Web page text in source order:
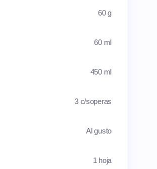
60 g
60 ml
450 ml
3 c/soperas
Al gusto
1 hoja